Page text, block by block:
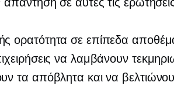
ορατότητα σε επίπεδα
να λαμβάνουν
τα απόβλητα και να